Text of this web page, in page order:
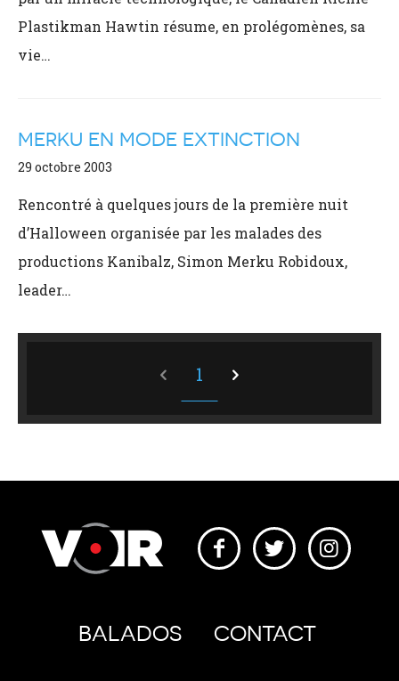
Plastikman Hawtin résume, en prolégomènes, sa
vie…
MERKU EN MODE EXTINCTION
29 octobre 2003
Rencontré à quelques jours de la première nuit
d’Halloween organisée par les malades des
productions Kanibalz, Simon Merku Robidoux,
leader…
1
BALADOS CONTACT